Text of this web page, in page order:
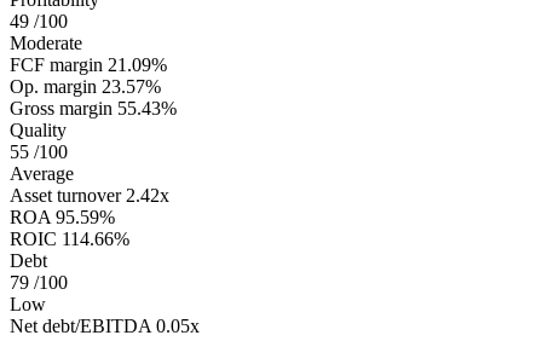
49 /100
Moderate
FCF margin 21.09%
Op. margin 23.57%
Gross margin 55.43%
Quality
55 /100
Average
Asset turnover 2.42x
ROA 95.59%
ROIC 114.66%
Debt
79 /100
Low
Net debt/EBITDA 0.05x